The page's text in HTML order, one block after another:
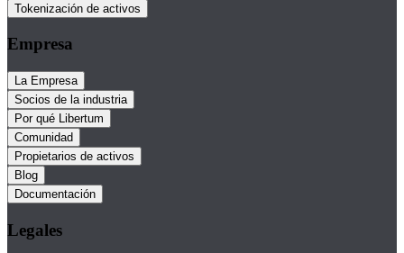
Tokenización de activos
Empresa
La Empresa
Socios de la industria
Por qué Libertum
Comunidad
Propietarios de activos
Blog
Documentación
Legales